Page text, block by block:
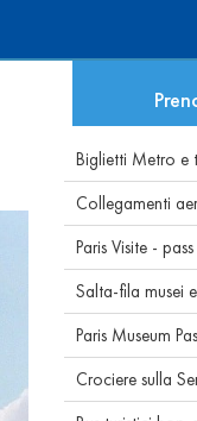
Biglietti Metro e
Collegamenti
Paris Visite -
Salta-fila musei
Paris Museum
Crociere sulla